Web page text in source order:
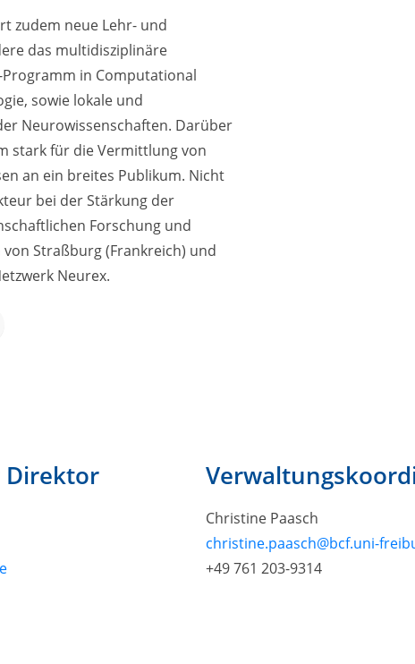
zudem neue Lehr- und
das multidisziplinäre
in Computational
sowie lokale und
Neurowissenschaften. Darüber
stark für die Vermittlung von
an ein breites Publikum. Nicht
bei der Stärkung der
Forschung und
Straßburg (Frankreich) und
Neurex.
Direktor
Christine Paasch
christine.paasch@bcf.uni-
+49 761 203-9314